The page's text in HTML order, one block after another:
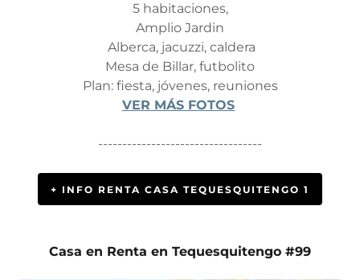
5 habitaciones,
Amplio Jardin
Alberca, jacuzzi, caldera
Mesa de Billar, futbolito
Plan: fiesta, jóvenes, reuniones
VER MÁS FOTOS
----------------------------------
+ INFO RENTA CASA TEQUESQUITENGO 1
Casa en Renta en Tequesquitengo #99